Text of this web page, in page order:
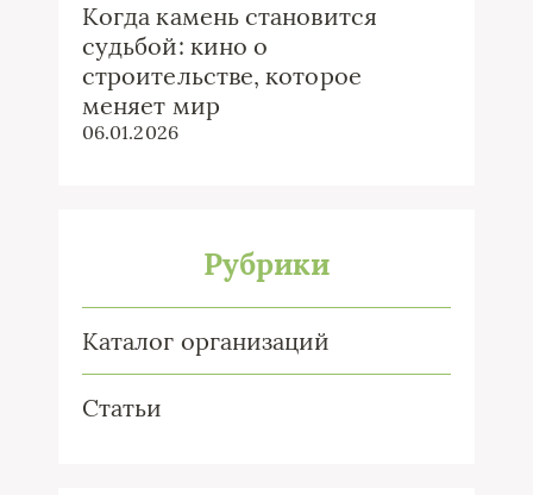
Когда камень становится
судьбой: кино о
строительстве, которое
меняет мир
06.01.2026
Рубрики
Каталог организаций
Статьи